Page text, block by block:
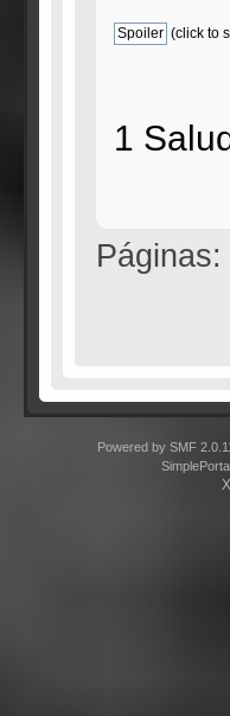
(click to
1
Páginas:
Powered by SMF 2.0.11